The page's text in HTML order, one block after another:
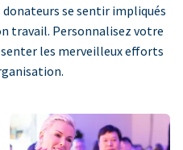
donateurs se sentir impliqués
travail. Personnalisez votre
les merveilleux efforts